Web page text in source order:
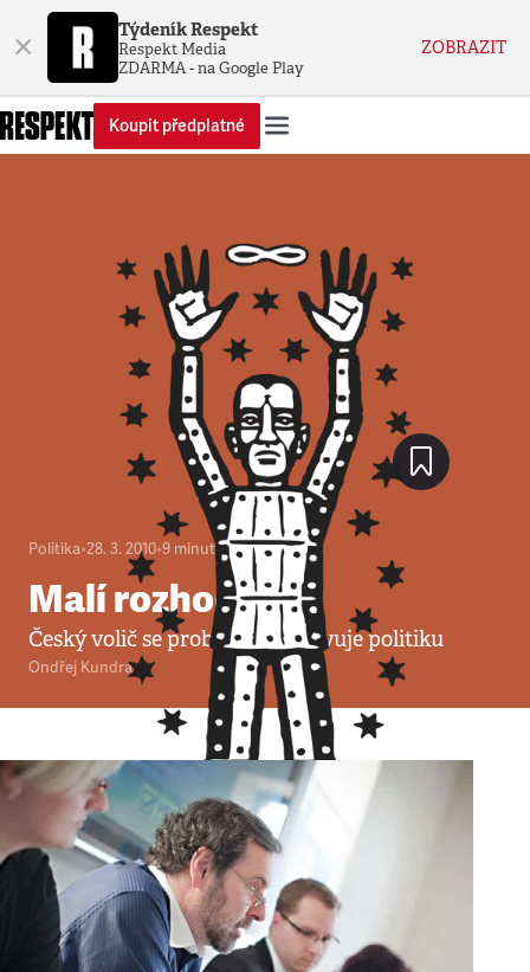
× Týdeník Respekt
Respekt Media
ZDARMA - na Google Play
ZOBRAZIT
Koupit předplatné
Politika•28. 3. 2010•9 minut
Malí rozhodnou
Český volič se probouzí a opravuje politiku
Ondřej Kundra